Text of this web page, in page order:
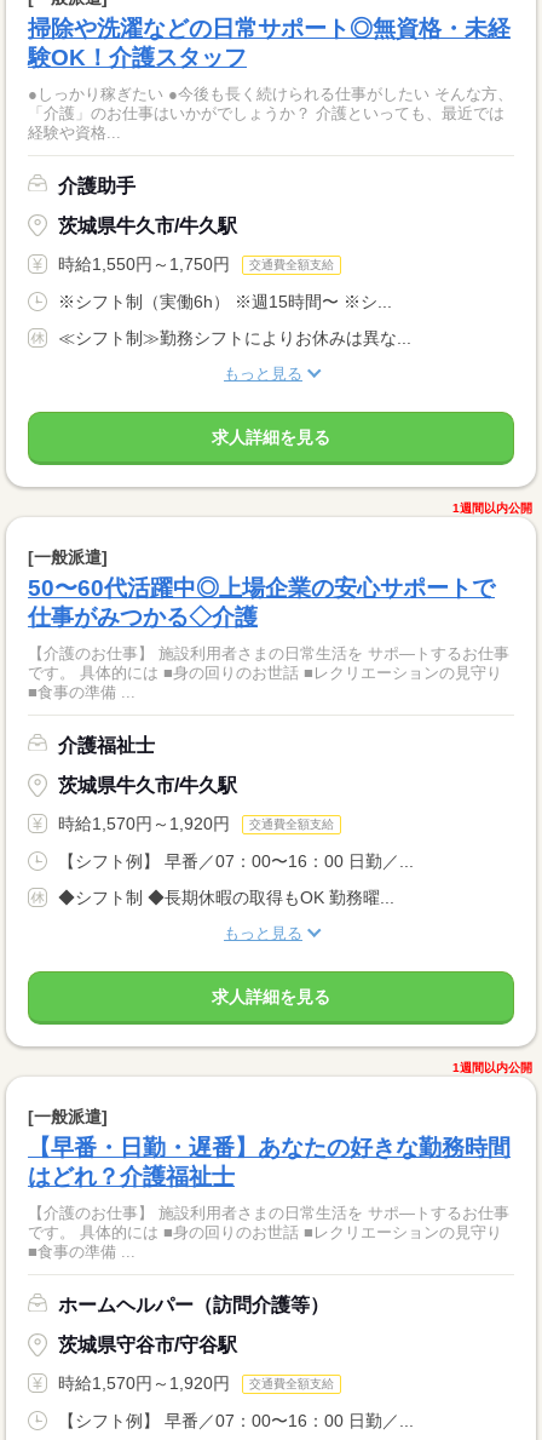
掃除や洗濯などの日常サポート◎無資格・未経
験OK！介護スタッフ
●しっかり稼ぎたい ●今後も長く続けられる仕事がしたい そんな方、
「介護」のお仕事はいかがでしょうか？ 介護といっても、最近では
経験や資格...
介護助手
茨城県牛久市/牛久駅
時給1,550円～1,750円 交通費全額支給
※シフト制（実働6h） ※週15時間〜 ※シ...
≪シフト制≫勤務シフトによりお休みは異な...
もっと見る
求人詳細を見る
1週間以内公開
[一般派遣]
50〜60代活躍中◎上場企業の安心サポートで
仕事がみつかる◇介護
【介護のお仕事】 施設利用者さまの日常生活を サポ―トするお仕事
です。 具体的には ■身の回りのお世話 ■レクリエーションの見守り
■食事の準備 ...
介護福祉士
茨城県牛久市/牛久駅
時給1,570円～1,920円 交通費全額支給
【シフト例】 早番／07：00〜16：00 日勤／...
◆シフト制 ◆長期休暇の取得もOK 勤務曜...
もっと見る
求人詳細を見る
1週間以内公開
[一般派遣]
【早番・日勤・遅番】あなたの好きな勤務時間
はどれ？介護福祉士
【介護のお仕事】 施設利用者さまの日常生活を サポ―トするお仕事
です。 具体的には ■身の回りのお世話 ■レクリエーションの見守り
■食事の準備 ...
ホームヘルパー（訪問介護等）
茨城県守谷市/守谷駅
時給1,570円～1,920円 交通費全額支給
【シフト例】 早番／07：00〜16：00 日勤／...